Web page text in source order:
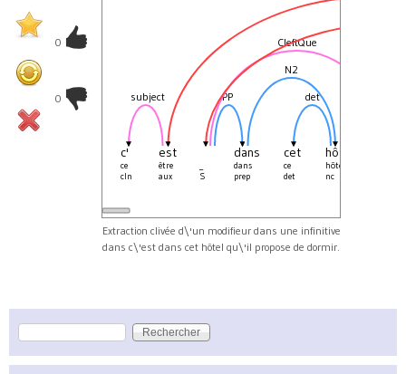
0
0
c'
ce
cln
est
être
aux
S
dans
dans
prep
cet
ce
det
hôtel
hôtel
nc
det
N2
PP
CleftQue
subject
Extraction clivée d\'un modifieur dans une infinitive
dans c\'est dans cet hôtel qu\'il propose de dormir.
Formulaire de recherche
Rechercher